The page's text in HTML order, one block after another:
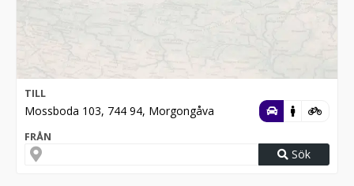
TILL
Mossboda 103, 744 94, Morgongåva
FRÅN
Sök